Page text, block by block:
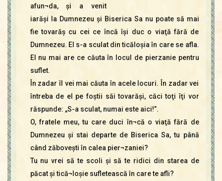
afun¬da, şi a venit
iarăşi la Dumnezeu şi Biserica Sa nu poate să mai
fie tovarăş cu cei ce încă îşi duc o viaţă fără de
Dumnezeu. El s-a sculat din ticăloşia în care se afla.
El nu mai are ce căuta în locul de pierzanie pentru
suflet.
În zadar îl vei mai căuta în acele locuri. În zadar vei
întreba de el pe foştii săi tovarăşi, căci toţi îţi vor
răspunde: „S-a sculat, numai este aici!”.
O, fratele meu, tu care duci în¬că o viaţă fără de
Dumnezeu şi stai departe de Biserica Sa, tu până
când zăboveşti în calea pier¬zaniei?
Tu nu vrei să te scoli şi să te ridici din starea de
păcat şi tică¬loşie sufletească în care te afli?